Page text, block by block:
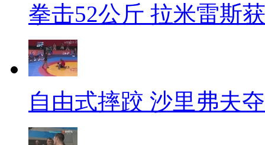
拳击52公斤 拉米雷斯
自由式摔跤 沙里弗夫